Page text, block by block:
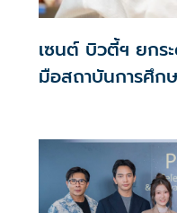
เซนต์ บิวตี้ฯ ยกร
มือสถาบันการศึก